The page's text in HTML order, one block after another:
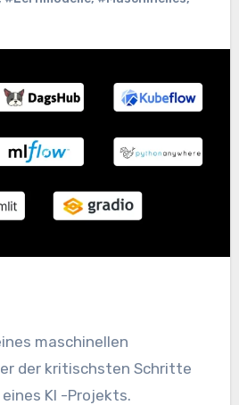
der kritischsten Schritte
KI -Projekts.